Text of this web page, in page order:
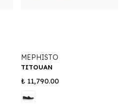
MEPHISTO
TITOUAN
₺ 11,790.00